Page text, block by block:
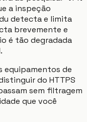
a inspeção
detecta e limita
brevemente e
é tão degradada
equipamentos de
do HTTPS
sem filtragem
que você